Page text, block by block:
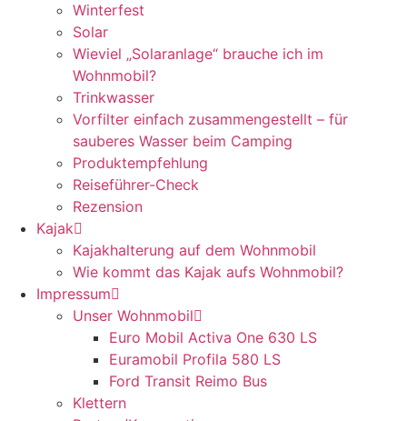
Winterfest
Solar
Wieviel „Solaranlage“ brauche ich im
Wohnmobil?
Trinkwasser
Vorfilter einfach zusammengestellt – für
sauberes Wasser beim Camping
Produktempfehlung
Reiseführer-Check
Rezension
Kajak
Kajakhalterung auf dem Wohnmobil
Wie kommt das Kajak aufs Wohnmobil?
Impressum
Unser Wohnmobil
Euro Mobil Activa One 630 LS
Euramobil Profila 580 LS
Ford Transit Reimo Bus
Klettern